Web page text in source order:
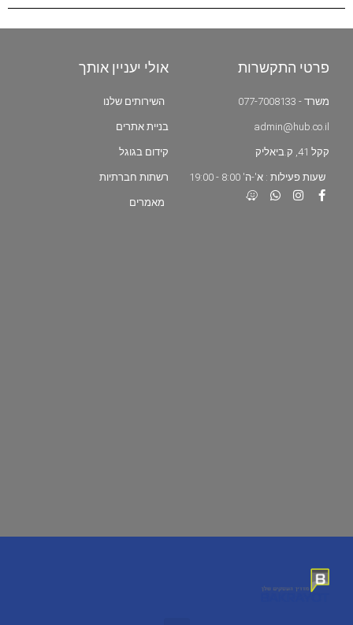
פרטי התקשרות
משרד - 077-7008133
admin@hub.co.il
קקל 41, ק.ביאליק
שעות פעילות : א'-ה' 8:00 - 19:00
אולי יעניין אותך
השירותים שלנו
בניית אתרים
קידום בגוגל
רשתות חברתיות
מאמרים